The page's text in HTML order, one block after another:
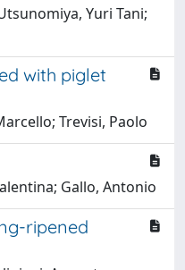
Yuri Tani;
with piglet
Trevisi, Paolo
Gallo, Antonio
ripened